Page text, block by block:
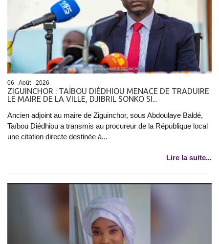
06 - Août - 2026
ZIGUINCHOR : TAÏBOU DIÉDHIOU MENACE DE TRADUIRE
LE MAIRE DE LA VILLE, DJIBRIL SONKO SI...
Ancien adjoint au maire de Ziguinchor, sous Abdoulaye Baldé,
Taïbou Diédhiou a transmis au procureur de la République local
une citation directe destinée à...
Lire la suite...